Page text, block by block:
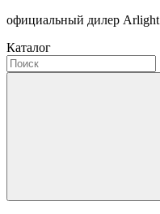
официальный дилер Arlight
Каталог